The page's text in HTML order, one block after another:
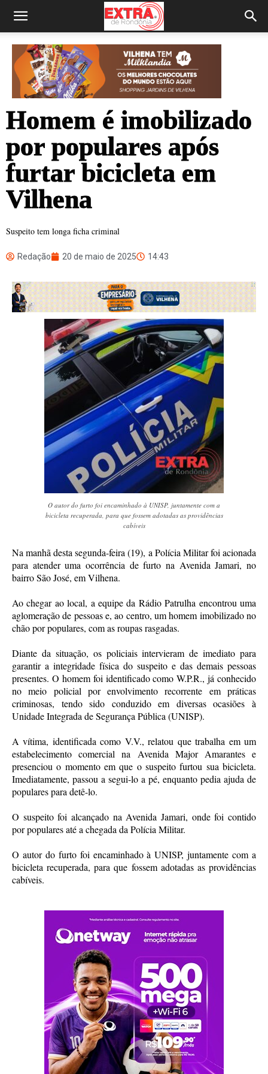
Homem é imobilizado
por populares após
furtar bicicleta em
Vilhena
Suspeito tem longa ficha criminal
Redação 20 de maio de 2025 14:43
O autor do furto foi encaminhado à UNISP, juntamente com a
bicicleta recuperada, para que fossem adotadas as providências
cabíveis
Na manhã desta segunda-feira (19), a Polícia Militar foi acionada
para atender uma ocorrência de furto na Avenida Jamari, no
bairro São José, em Vilhena.
Ao chegar ao local, a equipe da Rádio Patrulha encontrou uma
aglomeração de pessoas e, ao centro, um homem imobilizado no
chão por populares, com as roupas rasgadas.
Diante da situação, os policiais intervieram de imediato para
garantir a integridade física do suspeito e das demais pessoas
presentes. O homem foi identificado como W.P.R., já conhecido
no meio policial por envolvimento recorrente em práticas
criminosas, tendo sido conduzido em diversas ocasiões à
Unidade Integrada de Segurança Pública (UNISP).
A vítima, identificada como V.V., relatou que trabalha em um
estabelecimento comercial na Avenida Major Amarantes e
presenciou o momento em que o suspeito furtou sua bicicleta.
Imediatamente, passou a segui-lo a pé, enquanto pedia ajuda de
populares para detê-lo.
O suspeito foi alcançado na Avenida Jamari, onde foi contido
por populares até a chegada da Polícia Militar.
O autor do furto foi encaminhado à UNISP, juntamente com a
bicicleta recuperada, para que fossem adotadas as providências
cabíveis.